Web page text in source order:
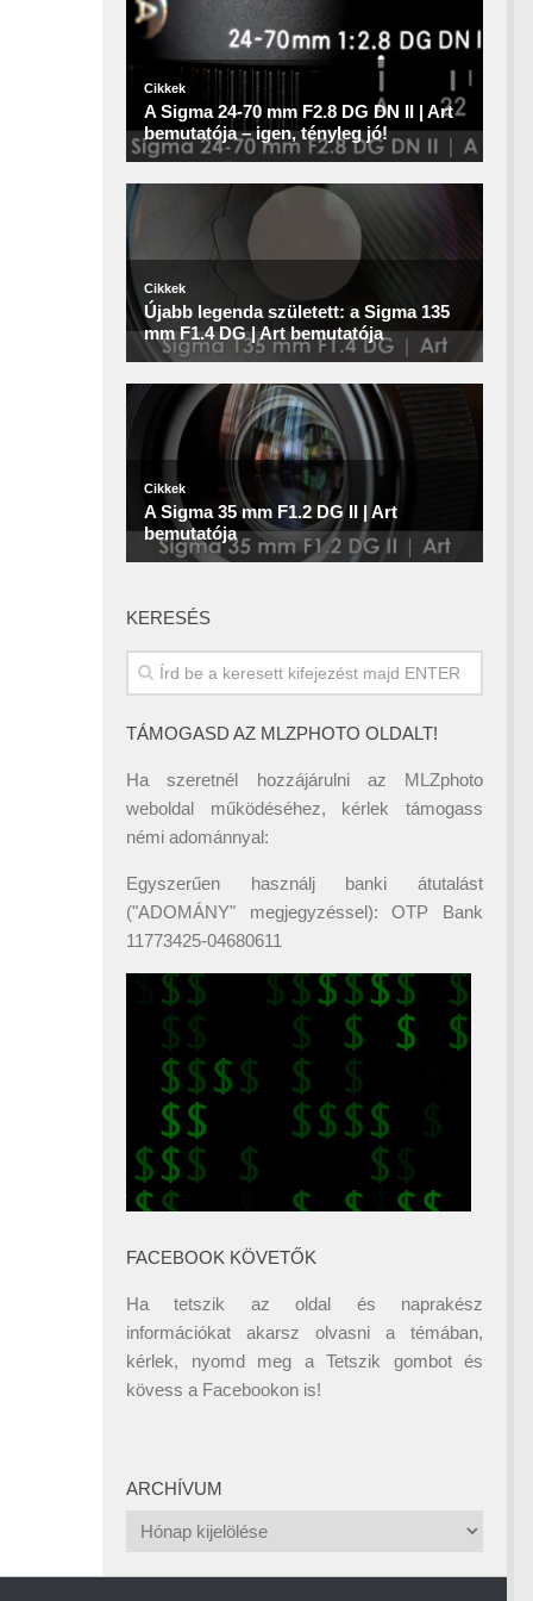
KERESÉS
TÁMOGASD AZ MLZPHOTO OLDALT!
Ha szeretnél hozzájárulni az MLZphoto
weboldal működéséhez, kérlek támogass
némi adománnyal:
Egyszerűen használj banki átutalást
("ADOMÁNY" megjegyzéssel): OTP Bank
11773425-04680611
FACEBOOK KÖVETŐK
Ha tetszik az oldal és naprakész
információkat akarsz olvasni a témában,
kérlek, nyomd meg a Tetszik gombot és
kövess a Facebookon is!
ARCHÍVUM
Archívum